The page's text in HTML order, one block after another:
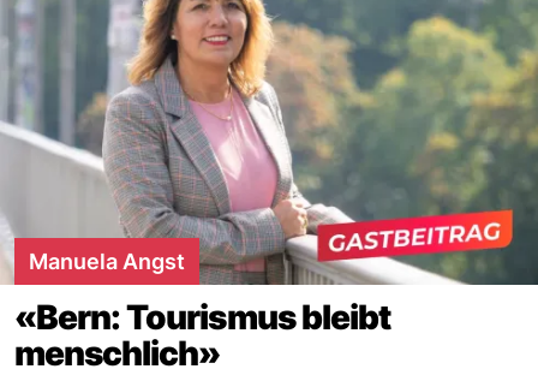
Manuela Angst
«Bern: Tourismus bleibt
menschlich»